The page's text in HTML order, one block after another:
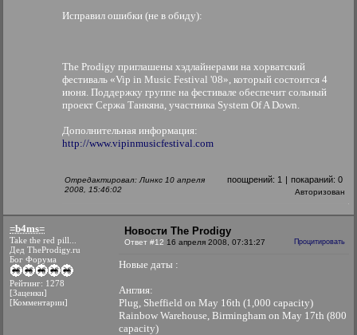
Исправил ошибки (не в обиду):
The Prodigy приглашены хэдлайнерами на хорватский
фестиваль «Vip in Music Festival '08», который состоится 4
июня. Поддержку группе на фестивале обеспечит сольный
проект Сержа Танкяна, участника System Of A Down.
Дополнительная информация:
http://www.vipinmusicfestival.com
Отредактировал: Линкс 10 апреля
2008, 15:46:02
поощрений: 1 | покараний: 0
Авторизован
=b4ms=
Take the red pill...
Дед TheProdigy.ru
Бог Форума
Рейтинг: 1278
[Заценки]
[Комментарии]
Новости The Prodigy
Ответ #12 16 апреля 2008, 07:31:27 Процитировать
Новые даты :
Англия:
Plug, Sheffield on May 16th (1,000 capacity)
Rainbow Warehouse, Birmingham on May 17th (800
capacity)